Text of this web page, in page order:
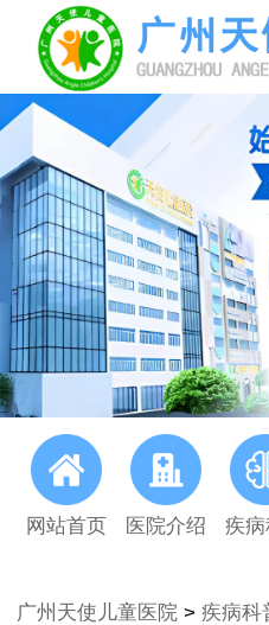
网站首页 医院介绍 疾
广州天使儿童医院 > 疾病科